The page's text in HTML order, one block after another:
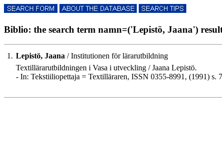
Biblio: the search term namn=('Lepistö, Jaana')
1. Lepistö, Jaana / Institutionen för lärarutbildning
Textillärarutbildningen i Vasa i utveckling / Jaana Lepistö.
- In: Tekstiiliopettaja = Textilläraren, ISSN 0355-8991, (1991) s.